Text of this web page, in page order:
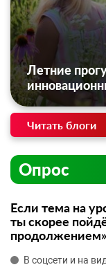
Летние
Читать блоги
Опрос
Если тема на
ты скорее
В соцсети и на